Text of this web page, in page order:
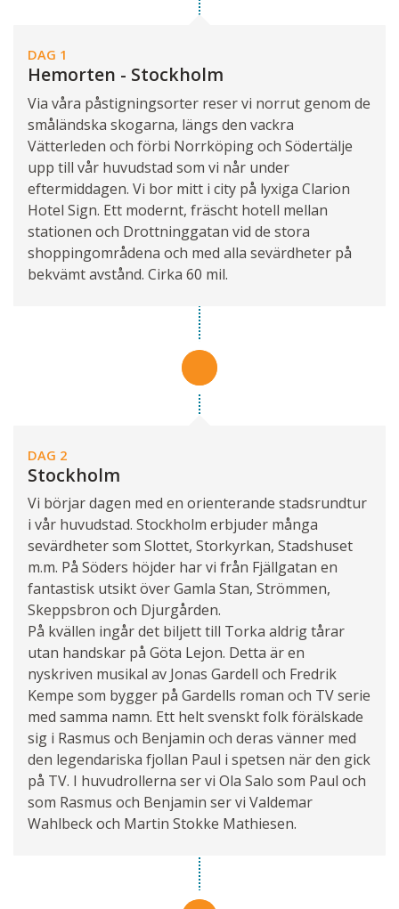
DAG 1
Hemorten - Stockholm
Via våra påstigningsorter reser vi norrut genom de
småländska skogarna, längs den vackra
Vätterleden och förbi Norrköping och Södertälje
upp till vår huvudstad som vi når under
eftermiddagen. Vi bor mitt i city på lyxiga Clarion
Hotel Sign. Ett modernt, fräscht hotell mellan
stationen och Drottninggatan vid de stora
shoppingområdena och med alla sevärdheter på
bekvämt avstånd. Cirka 60 mil.
DAG 2
Stockholm
Vi börjar dagen med en orienterande stadsrundtur
i vår huvudstad. Stockholm erbjuder många
sevärdheter som Slottet, Storkyrkan, Stadshuset
m.m. På Söders höjder har vi från Fjällgatan en
fantastisk utsikt över Gamla Stan, Strömmen,
Skeppsbron och Djurgården.
På kvällen ingår det biljett till Torka aldrig tårar
utan handskar på Göta Lejon. Detta är en
nyskriven musikal av Jonas Gardell och Fredrik
Kempe som bygger på Gardells roman och TV serie
med samma namn. Ett helt svenskt folk förälskade
sig i Rasmus och Benjamin och deras vänner med
den legendariska fjollan Paul i spetsen när den gick
på TV. I huvudrollerna ser vi Ola Salo som Paul och
som Rasmus och Benjamin ser vi Valdemar
Wahlbeck och Martin Stokke Mathiesen.